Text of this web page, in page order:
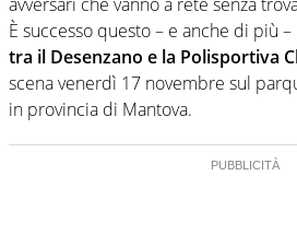
È successo questo – e anche di più
tra il Desenzano e la Polisportiva
scena venerdì 17 novembre sul
in provincia di Mantova.